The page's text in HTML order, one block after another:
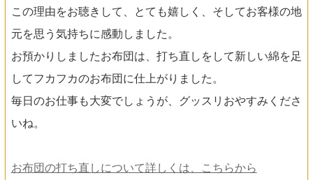
この理由をお聴きして、とても嬉しく、そしてお客様の地
元を思う気持ちに感動しました。
お預かりしましたお布団は、打ち直しをして新しい綿を足
してフカフカのお布団に仕上がりました。
毎日のお仕事も大変でしょうが、グッスリおやすみくださ
いね。
お布団の打ち直しについて詳しくは、こちらから